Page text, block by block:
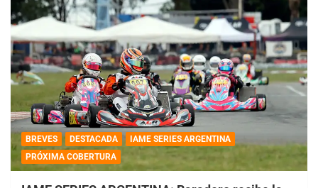
BREVES DESTACADA
IAME SERIES ARGENTINA
PRÓXIMA COBERTURA